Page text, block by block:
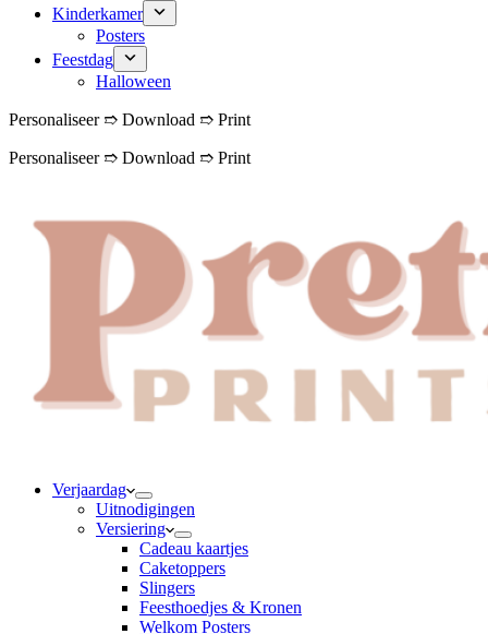
Kinderkamer
Posters
Feestdag
Halloween
Personaliseer ➱ Download ➱ Print
Personaliseer ➱ Download ➱ Print
Verjaardag
Uitnodigingen
Versiering
Cadeau kaartjes
Caketoppers
Slingers
Feesthoedjes & Kronen
Welkom Posters